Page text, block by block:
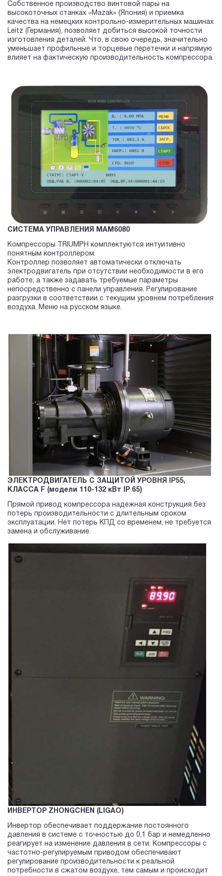
Собственное производство винтовой пары на
высокоточных станках «Mazak» (Япония) и приемка
качества на немецких контрольно-измерительных машинах
Leitz (Германия), позволяет добиться высокой точности
изготовления деталей. Что, в свою очередь, значительно
уменьшает профильные и торцевые перетечки и напрямую
влияет на фактическую производительность компрессора.
СИСТЕМА УПРАВЛЕНИЯ MAM6080
Компрессоры TRIUMPH комплектуются интуитивно
понятным контроллером.
Контроллер позволяет автоматически отключать
электродвигатель при отсутствии необходимости в его
работе, а также задавать требуемые параметры
непосредственно с панели управления. Регулирование
разгрузки в соответствии с текущим уровнем потребления
воздуха. Меню на русском языке.
ЭЛЕКТРОДВИГАТЕЛЬ С ЗАЩИТОЙ УРОВНЯ IP55,
КЛАССА F (модели 110-132 кВт IP 65)
Прямой привод компрессора надежная конструкция без
потерь производительности с длительным сроком
эксплуатации. Нет потерь КПД со временем, не требуется
замена и обслуживание.
ИНВЕРТОР ZHONGCHEN (LIGAO)
Инвертор обеспечивает поддержание постоянного
давления в системе с точностью до 0,1 бар и немедленно
реагирует на изменение давления в сети. Компрессоры с
частотно-регулируемым приводом обеспечивают
регулирование производительности к реальной
потребности в сжатом воздухе, тем самым и происходит